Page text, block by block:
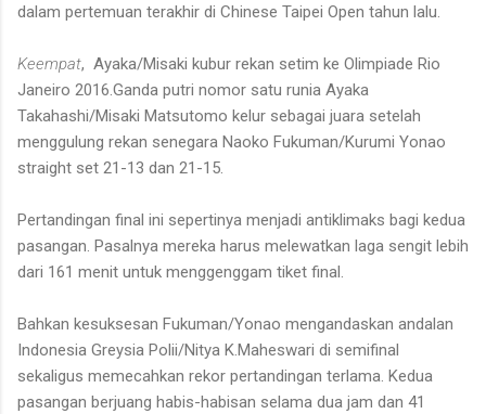
dalam pertemuan terakhir di Chinese Taipei Open tahun lalu.
Keempat, Ayaka/Misaki kubur rekan setim ke Olimpiade Rio
Janeiro 2016.Ganda putri nomor satu runia Ayaka
Takahashi/Misaki Matsutomo kelur sebagai juara setelah
menggulung rekan senegara Naoko Fukuman/Kurumi Yonao
straight set 21-13 dan 21-15.
Pertandingan final ini sepertinya menjadi antiklimaks bagi kedua
pasangan. Pasalnya mereka harus melewatkan laga sengit lebih
dari 161 menit untuk menggenggam tiket final.
Bahkan kesuksesan Fukuman/Yonao mengandaskan andalan
Indonesia Greysia Polii/Nitya K.Maheswari di semifinal
sekaligus memecahkan rekor pertandingan terlama. Kedua
pasangan berjuang habis-habisan selama dua jam dan 41